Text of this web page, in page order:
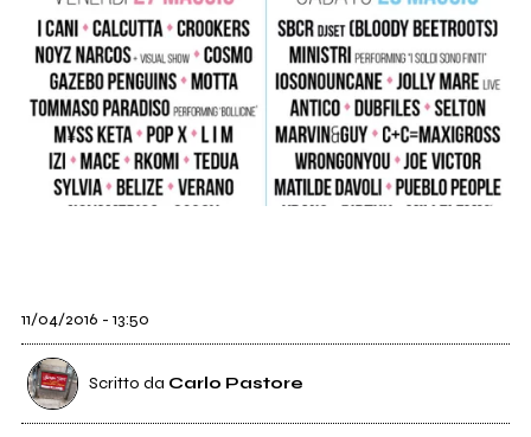
11/04/2016 - 13:50
Scritto da Carlo Pastore